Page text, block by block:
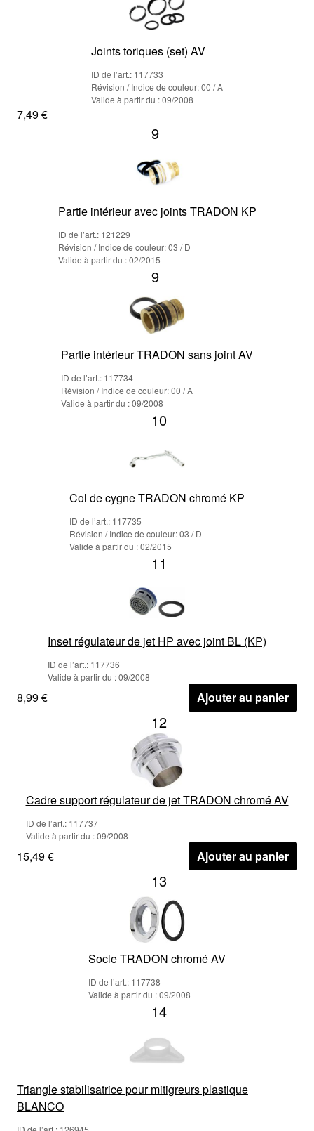
Joints toriques (set) AV
ID de l’art.: 117733
Révision / Indice de couleur: 00 / A
Valide à partir du : 09/2008
7,49 €
9
Partie intérieur avec joints TRADON KP
ID de l’art.: 121229
Révision / Indice de couleur: 03 / D
Valide à partir du : 02/2015
9
Partie intérieur TRADON sans joint AV
ID de l’art.: 117734
Révision / Indice de couleur: 00 / A
Valide à partir du : 09/2008
10
Col de cygne TRADON chromé KP
ID de l’art.: 117735
Révision / Indice de couleur: 03 / D
Valide à partir du : 02/2015
11
Inset régulateur de jet HP avec joint BL (KP)
ID de l’art.: 117736
Valide à partir du : 09/2008
8,99 € Ajouter au panier
12
Cadre support régulateur de jet TRADON chromé AV
ID de l’art.: 117737
Valide à partir du : 09/2008
15,49 € Ajouter au panier
13
Socle TRADON chromé AV
ID de l’art.: 117738
Valide à partir du : 09/2008
14
Triangle stabilisatrice pour mitigreurs plastique
BLANCO